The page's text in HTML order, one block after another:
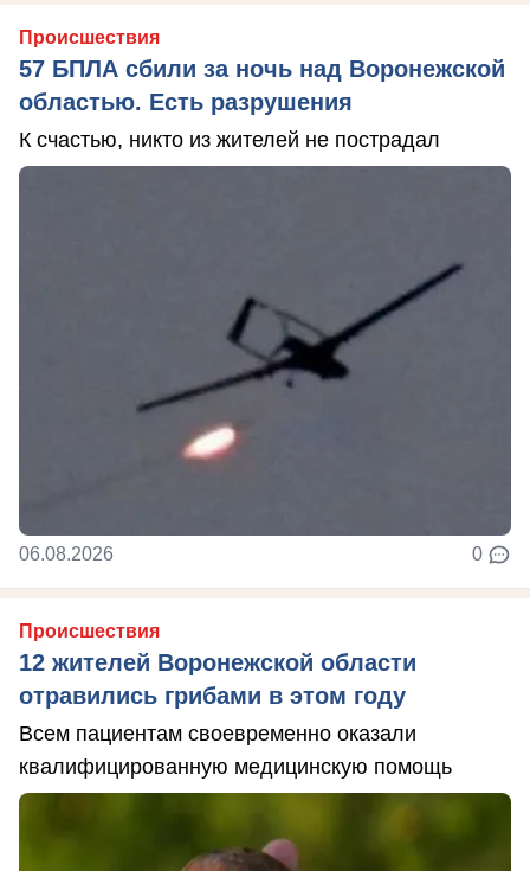
Происшествия
57 БПЛА сбили за ночь над Воронежской
областью. Есть разрушения
К счастью, никто из жителей не пострадал
06.08.2026 0
Происшествия
12 жителей Воронежской области
отравились грибами в этом году
Всем пациентам своевременно оказали
квалифицированную медицинскую помощь